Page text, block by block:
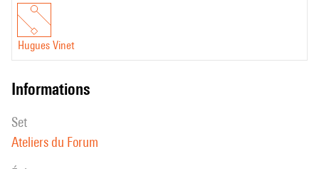
Hugues Vinet
informations
set
Ateliers du Forum